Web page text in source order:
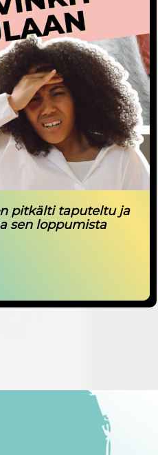
pitkälti taputeltu ja
sen loppumista